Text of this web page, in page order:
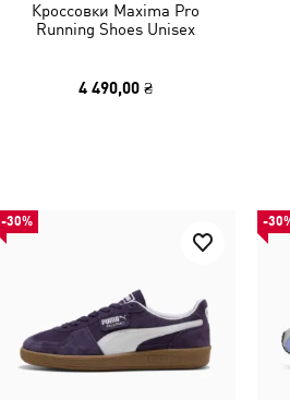
Кроссовки Maxima Pro
Running Shoes Unisex
4 490,00 ₴
-30% -